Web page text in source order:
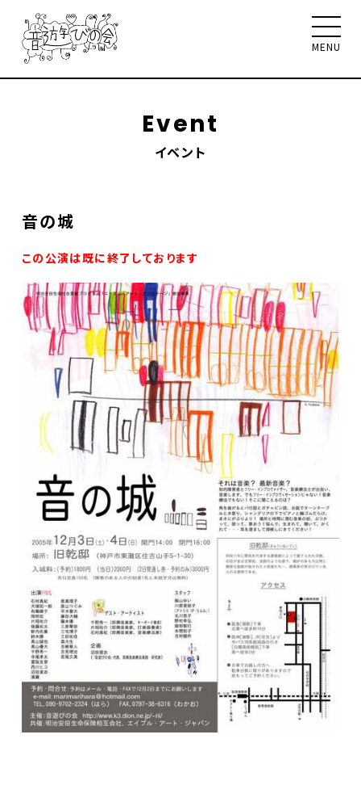
MENU
Select Language
音遊びの会について
お問合せ
Event
イベント
音の城
この公演は既に終了しております